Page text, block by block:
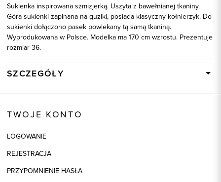
Sukienka inspirowana szmizjerką. Uszyta z bawełnianej tkaniny.
Góra sukienki zapinana na guziki, posiada klasyczny kołnierzyk. Do
sukienki dołączono pasek powlekany tą samą tkaniną.
Wyprodukowana w Polsce. Modelka ma 170 cm wzrostu. Prezentuje
rozmiar 36.
SZCZEGÓŁY
Skład tkaniny
TWOJE KONTO
LOGOWANIE
REJESTRACJA
PRZYPOMNIENIE HASŁA